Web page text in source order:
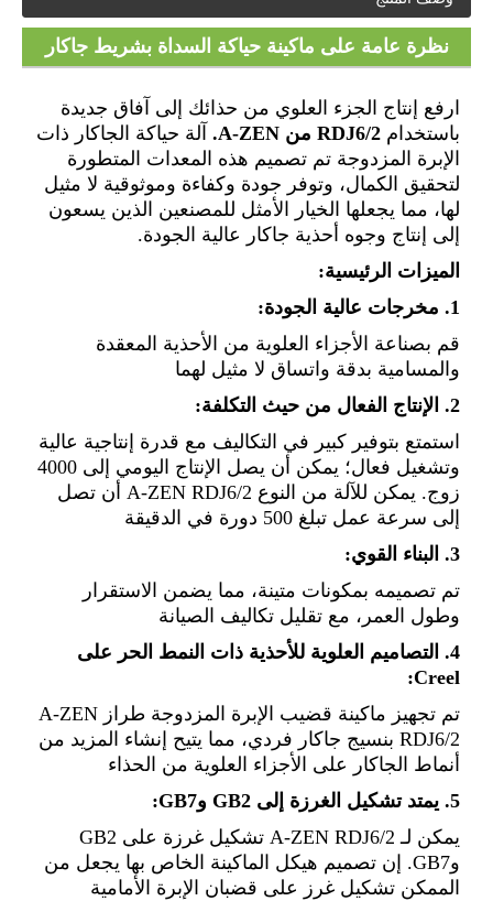
نظرة عامة على ماكينة حياكة السداة بشريط جاكار
ارفع إنتاج الجزء العلوي من حذائك إلى آفاق جديدة
باستخدام RDJ6/2 من A-ZEN.
آلة حياكة الجاكار ذات
الإبرة المزدوجة تم تصميم هذه المعدات المتطورة
لتحقيق الكمال، وتوفر جودة وكفاءة وموثوقية لا مثيل
لها، مما يجعلها الخيار الأمثل للمصنعين الذين يسعون
إلى إنتاج وجوه أحذية جاكار عالية الجودة.
الميزات الرئيسية:
1. مخرجات عالية الجودة:
قم بصناعة الأجزاء العلوية من الأحذية المعقدة
والمسامية بدقة واتساق لا مثيل لهما
2. الإنتاج الفعال من حيث التكلفة:
استمتع بتوفير كبير في التكاليف مع قدرة إنتاجية عالية
وتشغيل فعال؛ يمكن أن يصل الإنتاج اليومي إلى 4000
زوج. يمكن للآلة من النوع A-ZEN RDJ6/2 أن تصل
إلى سرعة عمل تبلغ 500 دورة في الدقيقة
3. البناء القوي:
تم تصميمه بمكونات متينة، مما يضمن الاستقرار
وطول العمر، مع تقليل تكاليف الصيانة
4. التصاميم العلوية للأحذية ذات النمط الحر على
Creel:
تم تجهيز ماكينة قضيب الإبرة المزدوجة طراز A-ZEN
RDJ6/2 بنسيج جاكار فردي، مما يتيح إنشاء المزيد من
أنماط الجاكار على الأجزاء العلوية من الحذاء
5. يمتد تشكيل الغرزة إلى GB2 وGB7:
يمكن لـ A-ZEN RDJ6/2 تشكيل غرزة على GB2
وGB7. إن تصميم هيكل الماكينة الخاص بها يجعل من
الممكن تشكيل غرز على قضبان الإبرة الأمامية